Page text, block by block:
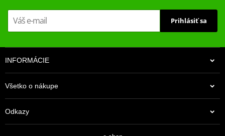
Prihlásiť sa
INFORMÁCIE
Všetko o nákupe
Odkazy